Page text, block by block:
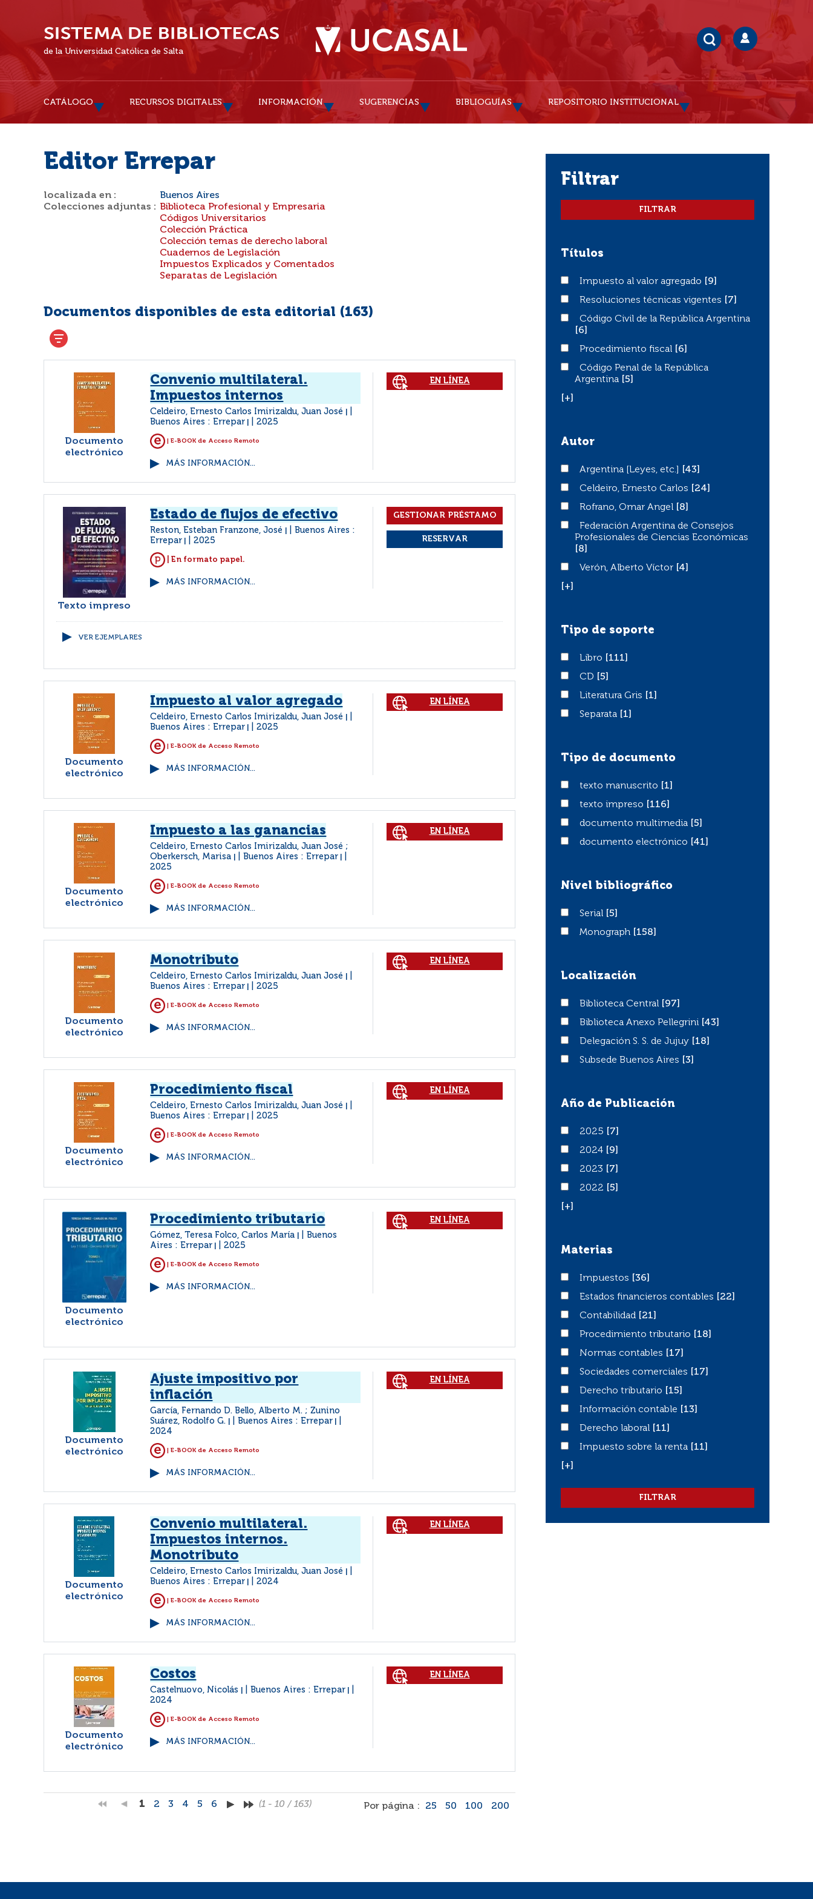
de la Universidad Católica de Salta
CATÁLOGO RECURSOS DIGITALES INFORMACIÓN SUGERENCIAS BIBLIOGUÍAS REPOSITORIO INSTITUCIONAL
Editor Errepar
localizada en :
Buenos Aires
Colecciones adjuntas : Biblioteca Profesional y Empresaria
Códigos Universitarios
Colección Práctica
Colección temas de derecho laboral
Cuadernos de Legislación
Impuestos Explicados y Comentados
Separatas de Legislación
Documentos disponibles de esta editorial (163)
Documento
electrónico
Convenio multilateral.
Impuestos internos
Celdeiro, Ernesto Carlos Imirizaldu, Juan José
Buenos Aires : Errepar 2025
| E-BOOK de Acceso Remoto
MÁS INFORMACIÓN...
EN LÍNEA
Texto impreso
Estado de flujos de efectivo
Reston, Esteban Franzone, José
Buenos Aires :
Errepar
2025
| En formato papel.
MÁS INFORMACIÓN...
VER EJEMPLARES
Documento
electrónico
Impuesto al valor agregado
Celdeiro, Ernesto Carlos Imirizaldu, Juan José
Buenos Aires : Errepar 2025
| E-BOOK de Acceso Remoto
MÁS INFORMACIÓN...
EN LÍNEA
Documento
electrónico
Impuesto a las ganancias
Celdeiro, Ernesto Carlos Imirizaldu, Juan José ;
Oberkersch, Marisa
Buenos Aires : Errepar
2025
| E-BOOK de Acceso Remoto
MÁS INFORMACIÓN...
EN LÍNEA
Documento
electrónico
Monotributo
Celdeiro, Ernesto Carlos Imirizaldu, Juan José
Buenos Aires : Errepar 2025
| E-BOOK de Acceso Remoto
MÁS INFORMACIÓN...
EN LÍNEA
Documento
electrónico
Procedimiento fiscal
Celdeiro, Ernesto Carlos Imirizaldu, Juan José
Buenos Aires : Errepar 2025
| E-BOOK de Acceso Remoto
MÁS INFORMACIÓN...
EN LÍNEA
Documento
electrónico
Procedimiento tributario
Gómez, Teresa Folco, Carlos María
Buenos
Aires : Errepar
2025
| E-BOOK de Acceso Remoto
MÁS INFORMACIÓN...
EN LÍNEA
Documento
electrónico
Ajuste impositivo por
inflación
García, Fernando D. Bello, Alberto M. ; Zunino
Suárez, Rodolfo G.
Buenos Aires : Errepar
2024
| E-BOOK de Acceso Remoto
MÁS INFORMACIÓN...
EN LÍNEA
Documento
electrónico
Convenio multilateral.
Impuestos internos.
Monotributo
Celdeiro, Ernesto Carlos Imirizaldu, Juan José
Buenos Aires : Errepar 2024
| E-BOOK de Acceso Remoto
MÁS INFORMACIÓN...
EN LÍNEA
Documento
electrónico
Costos
Castelnuovo, Nicolás Buenos Aires : Errepar
2024
| E-BOOK de Acceso Remoto
MÁS INFORMACIÓN...
EN LÍNEA
1 2 3 4 5 6 (1 - 10 / 163) Por página : 25 50 100 200
filtrar
Títulos
Impuesto al valor agregado
Impuesto al valor agregado
[9]
Resoluciones técnicas vigentes
Resoluciones técnicas vigentes
[7]
Código Civil de la República Argentina
Código Civil de la República Argentina
[6]
Procedimiento fiscal
Procedimiento fiscal
[6]
Código Penal de la República Argentina
Código Penal de la República
Argentina
[5]
[+]
Autor
Argentina [Leyes, etc.]
Argentina [Leyes, etc.]
[43]
Celdeiro, Ernesto Carlos
Celdeiro, Ernesto Carlos
[24]
Rofrano, Omar Angel
Rofrano, Omar Angel
[8]
Federación Argentina de Consejos Profesionales de
Federación Argentina de Consejos
Profesionales de Ciencias Económicas
[8]
Verón, Alberto Víctor
Verón, Alberto Víctor
[4]
[+]
Tipo de soporte
LibroLibro
[111]
CD
CD
[5]
Literatura Gris
Literatura Gris
[1]
SeparataSeparata [1]
Tipo de documento
texto manuscrito
texto manuscrito
[1]
texto impreso
texto impreso
[116]
documento multimedia
documento multimedia
[5]
documento electrónico
documento electrónico [41]
Nivel bibliográfico
SerialSerial
[5]
Monograph
Monograph [158]
Localización
Biblioteca Central
Biblioteca Central
[97]
Biblioteca Anexo Pellegrini
Biblioteca Anexo Pellegrini
[43]
Delegación S. S. de Jujuy
Delegación S. S. de Jujuy
[18]
Subsede Buenos Aires
Subsede Buenos Aires [3]
Año de Publicación
20252025
[7]
20242024
[9]
20232023
[7]
20222022
[5]
[+]
Materias
Impuestos
Impuestos
[36]
Estados financieros contables
Estados financieros contables
[22]
Contabilidad
Contabilidad
[21]
Procedimiento tributario
Procedimiento tributario
[18]
Normas contables
Normas contables
[17]
Sociedades comerciales
Sociedades comerciales
[17]
Derecho tributario
Derecho tributario
[15]
Información contable
Información contable
[13]
Derecho laboral
Derecho laboral
[11]
Impuesto sobre la renta
Impuesto sobre la renta
[11]
[+]